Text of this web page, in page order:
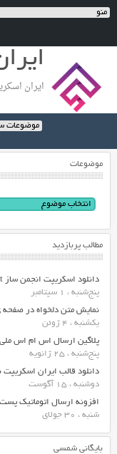
ایران
موضوعات
مطالب پربازدید
دانلود اسکریپت انجمن ساز Easy Forum Script
پنج‌شنبه ، 1 سپتامبر
نمایش متن دلخواه در
یکشنبه ، 4 ژوئن
پلاگین ارسال اس ام اس
پنج‌شنبه ، 25 ژانویه
دانلود قالب ایران
دوشنبه ، 15 آگوست
افزونه ارسال اتوماتیک
شنبه ، 30 جولای
بایگانی شمسی